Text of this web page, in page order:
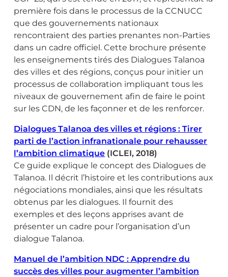
première fois dans le processus de la CCNUCC
que des gouvernements nationaux
rencontraient des parties prenantes non-Parties
dans un cadre officiel. Cette brochure présente
les enseignements tirés des Dialogues Talanoa
des villes et des régions, conçus pour initier un
processus de collaboration impliquant tous les
niveaux de gouvernement afin de faire le point
sur les CDN, de les façonner et de les renforcer.
Dialogues Talanoa des villes et régions : Tirer
parti de l’action infranationale pour rehausser
l’ambition climatique (ICLEI, 2018)
Ce guide explique le concept des Dialogues de
Talanoa. Il décrit l’histoire et les contributions aux
négociations mondiales, ainsi que les résultats
obtenus par les dialogues. Il fournit des
exemples et des leçons apprises avant de
présenter un cadre pour l’organisation d’un
dialogue Talanoa.
Manuel de l’ambition NDC : Apprendre du
succès des villes pour augmenter l’ambition